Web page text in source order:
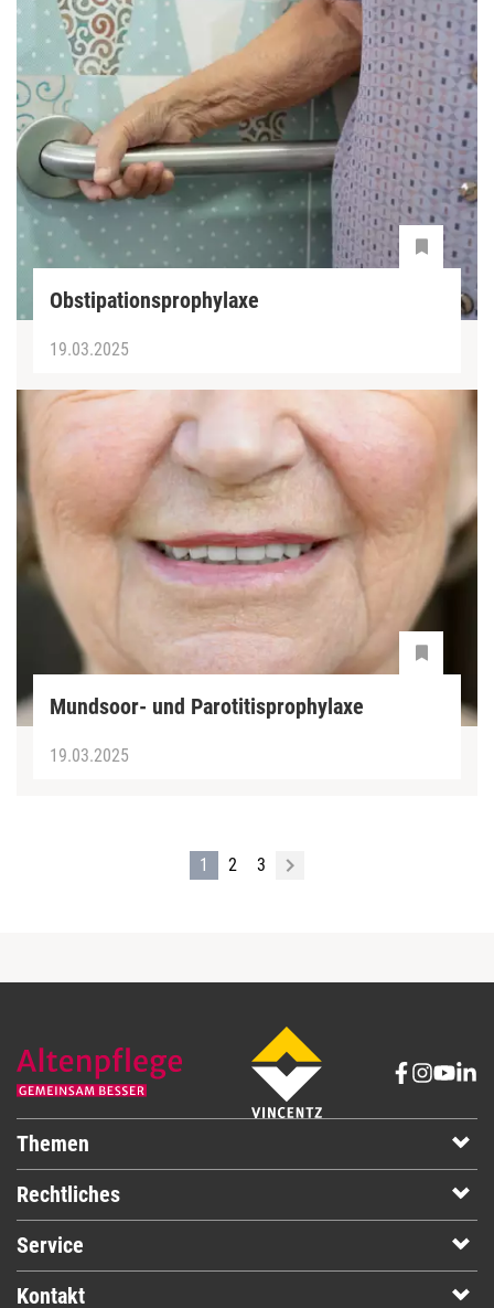
Obstipationsprophylaxe
19.03.2025
Mundsoor- und Parotitisprophylaxe
19.03.2025
1 2 3
Themen
Rechtliches
Service
Kontakt